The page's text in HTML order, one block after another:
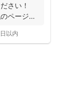
さい！
ページに
以内